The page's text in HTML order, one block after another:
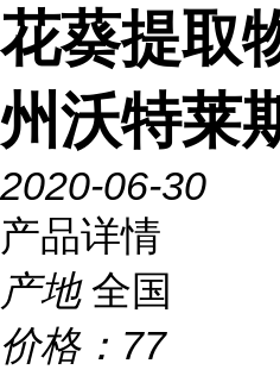
花葵提取
州沃特莱
2020-06-30
产品详情
产地 全国
价格： 77